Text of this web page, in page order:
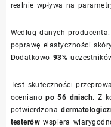
realnie wpływa na
Według danych producenta:
poprawę elastyczności
Dodatkowo 93%
Test skuteczności
ocenianopo 56 dniach. Z
potwierdzona
testerów wspiera